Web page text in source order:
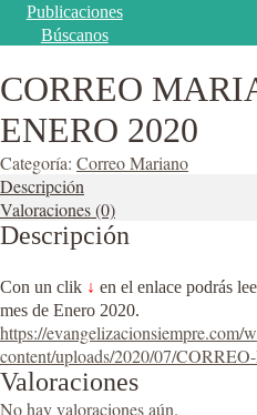
Publicaciones
Búscanos
CORREO
ENERO 2020
Categoría: Correo Mariano
Descripción
Valoraciones (0)
Descripción
Con un clik ↓ en el enlace podrás
mes de Enero 2020.
https://evangelizacionsiempre.com/
content/uploads/2020/07/
Valoraciones
No hay valoraciones aún.